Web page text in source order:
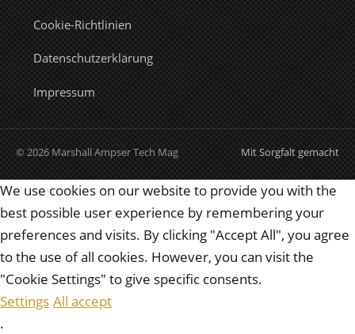
Cookie-Richtlinien
Datenschutzerklärung
Impressum
© 2026 Marshall Ampser Tech Mag Mit Sorgfalt gemacht
We use cookies on our website to provide you with the
best possible user experience by remembering your
preferences and visits. By clicking "Accept All", you agree
to the use of all cookies. However, you can visit the
"Cookie Settings" to give specific consents.
Settings All accept
.